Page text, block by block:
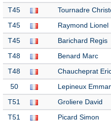
T45 Tournadre
T45 Raymond Lionel
T45 Barichard Regis
T48 Benard Marc
T48 Chaucheprat
50 Lepineux
T51 Groliere David
T51 Picard Simon